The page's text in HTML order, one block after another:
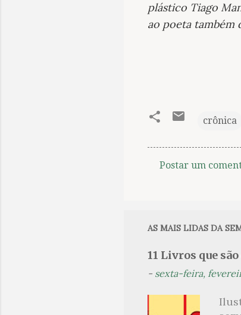
plástico Tiago
ao poeta também
crônica
e
t
á
r
Postar um
AS MAIS LIDAS DA
11 Livros que
- sexta-feira,